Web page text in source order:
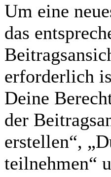
Um eine
das
erforderlich
Deine
der
erstellen“,
teilnehmen“